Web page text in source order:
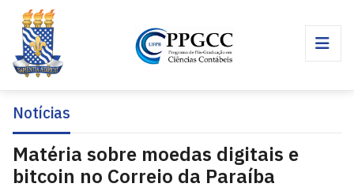
Notícias
Matéria sobre moedas digitais e
bitcoin no Correio da Paraíba